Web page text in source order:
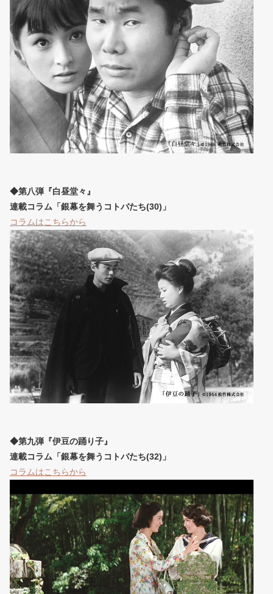
◆第八弾『白昼堂々』
連載コラム「銀幕を舞うコトバたち(30)」
コラムはこちらから
◆第九弾『伊豆の踊り子』
連載コラム「銀幕を舞うコトバたち(32)」
コラムはこちらから